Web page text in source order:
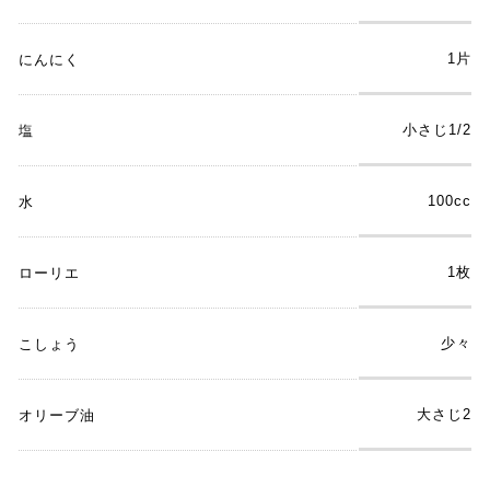
にんにく 1片
塩 小さじ1/2
水 100cc
ローリエ 1枚
こしょう 少々
オリーブ油 大さじ2